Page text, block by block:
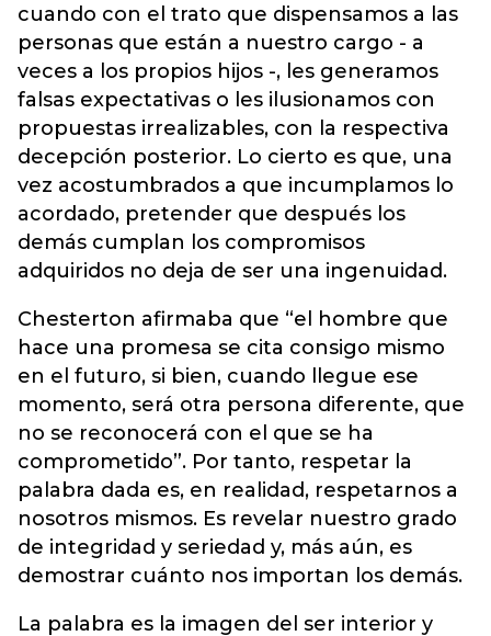
cuando con el trato que dispensamos a las
personas que están a nuestro cargo - a
veces a los propios hijos -, les generamos
falsas expectativas o les ilusionamos con
propuestas irrealizables, con la respectiva
decepción posterior. Lo cierto es que, una
vez acostumbrados a que incumplamos lo
acordado, pretender que después los
demás cumplan los compromisos
adquiridos no deja de ser una ingenuidad.
Chesterton afirmaba que “el hombre que
hace una promesa se cita consigo mismo
en el futuro, si bien, cuando llegue ese
momento, será otra persona diferente, que
no se reconocerá con el que se ha
comprometido”. Por tanto, respetar la
palabra dada es, en realidad, respetarnos a
nosotros mismos. Es revelar nuestro grado
de integridad y seriedad y, más aún, es
demostrar cuánto nos importan los demás.
La palabra es la imagen del ser interior y